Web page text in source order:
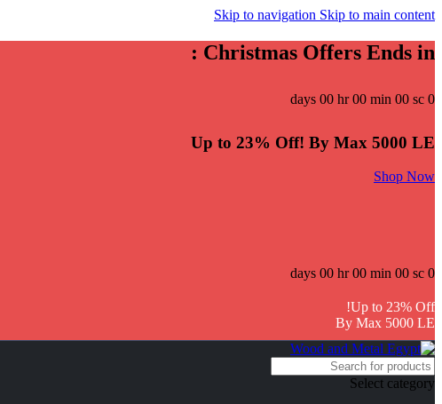
Skip to navigation Skip to main content
Christmas Offers Ends in :
0
days 00 hr00 min 00 sc
Up to 23% Off! By Max 5000 LE
Shop Now
0
days 00 hr00 min 00 sc
Up to 23% Off!
By Max 5000 LE
Select category